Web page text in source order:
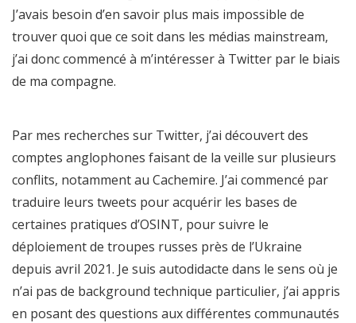
J’avais besoin d’en savoir plus mais impossible de
trouver quoi que ce soit dans les médias mainstream,
j’ai donc commencé à m’intéresser à Twitter par le biais
de ma compagne.
Par mes recherches sur Twitter, j’ai découvert des
comptes anglophones faisant de la veille sur plusieurs
conflits, notamment au Cachemire. J’ai commencé par
traduire leurs tweets pour acquérir les bases de
certaines pratiques d’OSINT, pour suivre le
déploiement de troupes russes près de l’Ukraine
depuis avril 2021. Je suis autodidacte dans le sens où je
n’ai pas de background technique particulier, j’ai appris
en posant des questions aux différentes communautés